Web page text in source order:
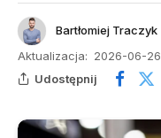
Bartłomiej Traczyk
Aktualizacja: 2026-06-26
Udostępnij